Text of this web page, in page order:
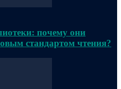
почему они
стандартом чтения?